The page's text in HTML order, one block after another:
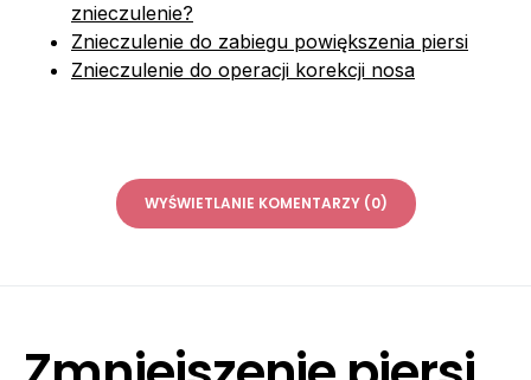
znieczulenie?
Znieczulenie do zabiegu powiększenia piersi
Znieczulenie do operacji korekcji nosa
WYŚWIETLANIE KOMENTARZY (0)